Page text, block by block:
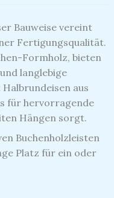
Bauweise vereint
Fertigungsqualität.
Formholz, bieten
langlebige
aus
für hervorragende
Hängen sorgt.
Buchenholzleisten
Platz für ein oder